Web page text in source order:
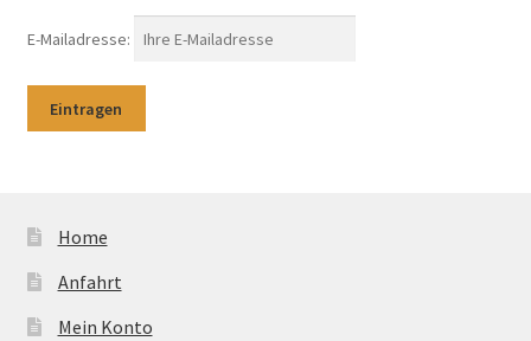
E-Mailadresse:
Home
Anfahrt
Mein Konto